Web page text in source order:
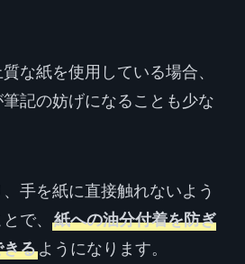
な紙を使用している場合、
記の妨げになることも少な
手を紙に直接触れないよう
で、 紙への油分付着を防ぎ
きるようになります。